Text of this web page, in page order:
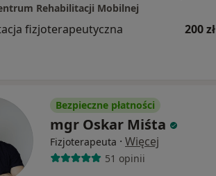
Rehabilitacji Mobilnej
fizjoterapeutyczna 200 zł
Bezpieczne płatności
mgr Oskar Miśta
Fizjoterapeuta · Więcej
51 opinii